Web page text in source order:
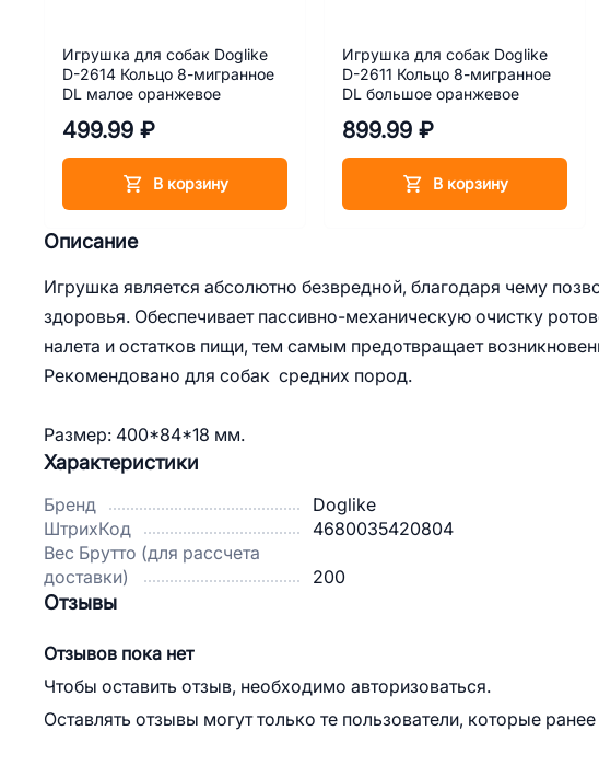
Описание
Игрушка является абсолютно безвредной, благодаря чему
здоровья. Обеспечивает пассивно-механическую очистку
налета и остатков пищи, тем самым предотвращает
Рекомендовано для собак средних пород.
Размер: 400*84*18 мм.
Игрушка для собак Doglike
D-2614 Кольцо 8-мигранное
DL малое оранжевое
499.99 ₽
В корзину
Игрушка для собак Doglike
D-2611 Кольцо 8-мигранное
DL большое оранжевое
899.99 ₽
В корзину
Характеристики
Бренд
Doglike
ШтрихКод
4680035420804
Вес Брутто (для рассчета
доставки)
200
Отзывы
Отзывов пока нет
Чтобы оставить отзыв, необходимо авторизоваться.
Оставлять отзывы могут только те пользователи, которые